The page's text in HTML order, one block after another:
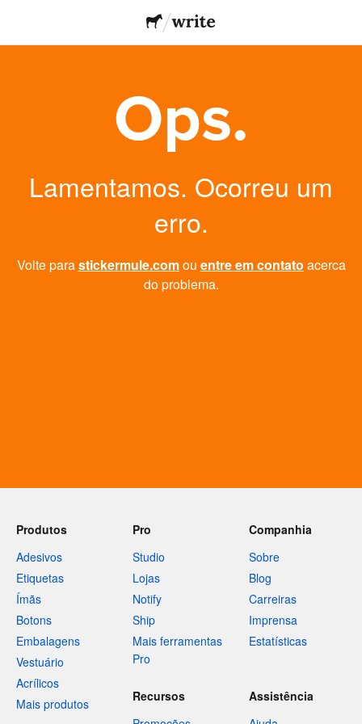
Ops.
Lamentamos. Ocorreu um
erro.
Volte parastickermule.comou entre em contato acerca
do problema.
Produtos
Adesivos
Etiquetas
Ímãs
Botons
Embalagens
Vestuário
Acrílicos
Mais produtos
Pro
Studio
Lojas
Notify
Ship
Mais ferramentas
Pro
Companhia
Sobre
Blog
Carreiras
Imprensa
Estatísticas
Recursos
Assistência